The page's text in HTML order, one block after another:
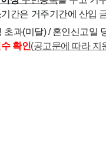
간은 거주기간에 산입
초과(미달) /혼인신고일
확인(공고문에 따라 지